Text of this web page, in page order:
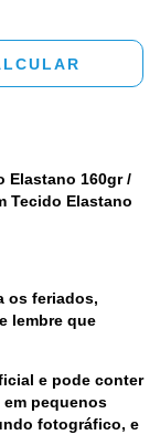
Elastano 160gr /
Tecido Elastano
os feriados,
lembre que
e pode conter
pequenos
fotográfico, e